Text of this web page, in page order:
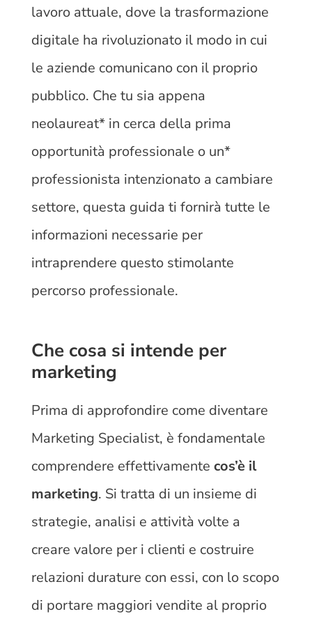
lavoro attuale, dove la trasformazione
digitale ha rivoluzionato il modo in cui
le aziende comunicano con il proprio
pubblico. Che tu sia appena
neolaureat* in cerca della prima
opportunità professionale o un*
professionista intenzionato a cambiare
settore, questa guida ti fornirà tutte le
informazioni necessarie per
intraprendere questo stimolante
percorso professionale.
Che cosa si intende per
marketing
Prima di approfondire come diventare
Marketing Specialist, è fondamentale
comprendere effettivamente cos’è il
marketing. Si tratta di un insieme di
strategie, analisi e attività volte a
creare valore per i clienti e costruire
relazioni durature con essi, con lo scopo
di portare maggiori vendite al proprio